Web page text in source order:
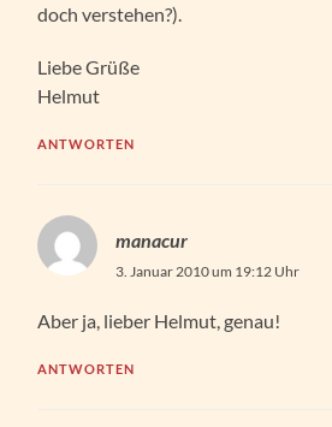
doch verstehen?).
Liebe Grüße
Helmut
ANTWORTEN
manacur
3. Januar 2010 um 19:12 Uhr
Aber ja, lieber Helmut, genau!
ANTWORTEN